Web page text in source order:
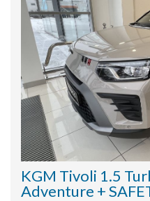
KGM Tivoli 1.5
Adventure +